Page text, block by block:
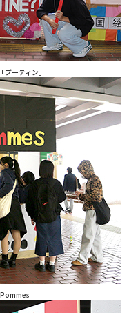
ーティン」